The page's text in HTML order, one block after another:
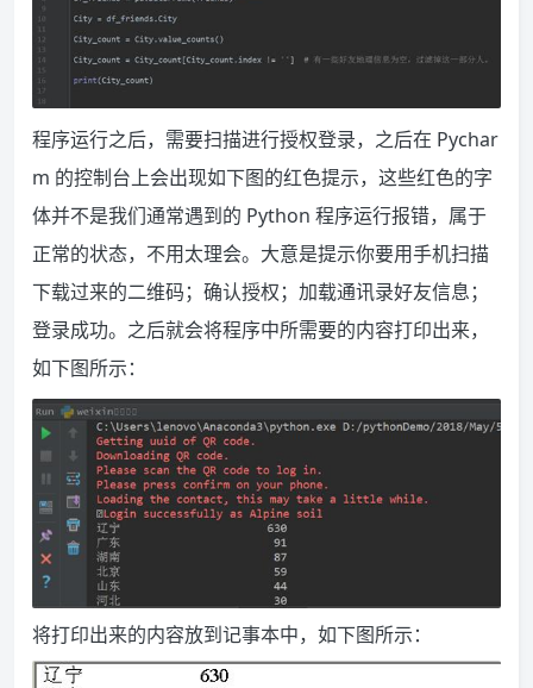
程序运行之后，需要扫描进行授权登录，之后在 Pychar
m 的控制台上会出现如下图的红色提示，这些红色的字
体并不是我们通常遇到的 Python 程序运行报错，属于
正常的状态，不用太理会。大意是提示你要用手机扫描
下载过来的二维码；确认授权；加载通讯录好友信息；
登录成功。之后就会将程序中所需要的内容打印出来，
如下图所示：
将打印出来的内容放到记事本中，如下图所示：